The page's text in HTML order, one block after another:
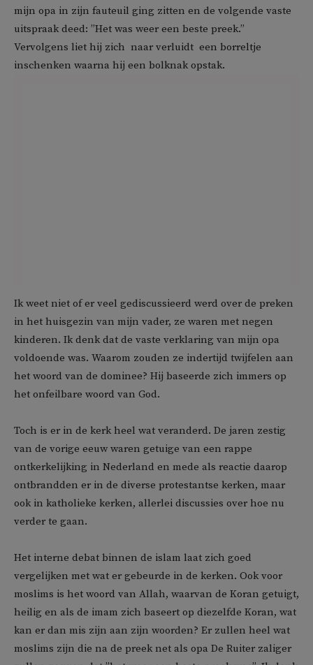
mijn opa in zijn fauteuil ging zitten en de volgende vaste
uitspraak deed: ”Het was weer een beste preek.”
Vervolgens liet hij zich  naar verluidt  een borreltje
inschenken waarna hij een bolknak opstak.
Ik weet niet of er veel gediscussieerd werd over de preken
in het huisgezin van mijn vader, ze waren met negen
kinderen. Ik denk dat de vaste verklaring van mijn opa
voldoende was. Waarom zouden ze indertijd twijfelen aan
het woord van de dominee? Hij baseerde zich immers op
het onfeilbare woord van God.
Toch is er in de kerk heel wat veranderd. De jaren zestig
van de vorige eeuw waren getuige van een rappe
ontkerkelijking in Nederland en mede als reactie daarop
ontbrandden er in de diverse protestantse kerken, maar
ook in katholieke kerken, allerlei discussies over hoe nu
verder te gaan.
Het interne debat binnen de islam laat zich goed
vergelijken met wat er gebeurde in de kerken. Ook voor
moslims is het woord van Allah, waarvan de Koran getuigt,
heilig en als de imam zich baseert op diezelfde Koran, wat
kan er dan mis zijn aan zijn woorden? Er zullen heel wat
moslims zijn die na de preek net als opa De Ruiter zaliger